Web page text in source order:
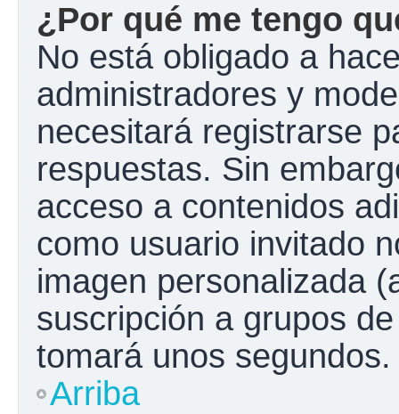
¿Por qué me tengo
No está obligado a
administradores y
necesitará registrarse
respuestas. Sin
acceso a contenidos
como usuario invitado
imagen personalizada
suscripción a grupos
tomará unos
Arriba